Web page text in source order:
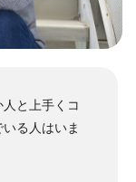
と上手くコ
る人はいま